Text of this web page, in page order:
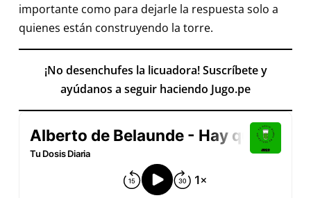
importante como para dejarle la respuesta solo a
quienes están construyendo la torre.
¡No desenchufes la licuadora! Suscríbete y
ayúdanos a seguir haciendo Jugo.pe